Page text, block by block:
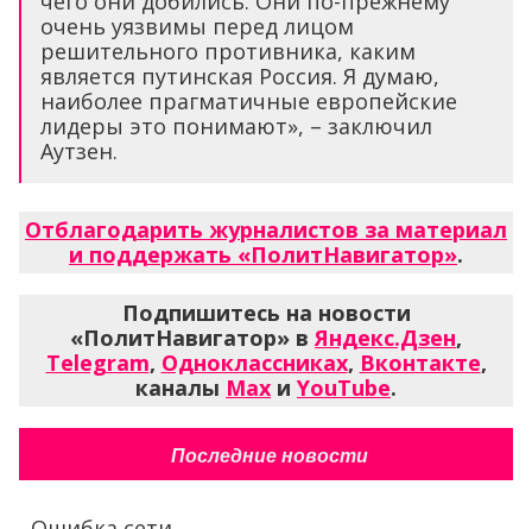
очень уязвимы перед лицом
решительного противника, каким
является путинская Россия. Я думаю,
наиболее прагматичные европейские
лидеры это понимают», – заключил
Аутзен.
Отблагодарить журналистов за материал
и поддержать «ПолитНавигатор».
Подпишитесь на новости
«ПолитНавигатор» в Яндекс.Дзен,
Telegram, Одноклассниках, Вконтакте,
каналы Max и YouTube.
Последние новости